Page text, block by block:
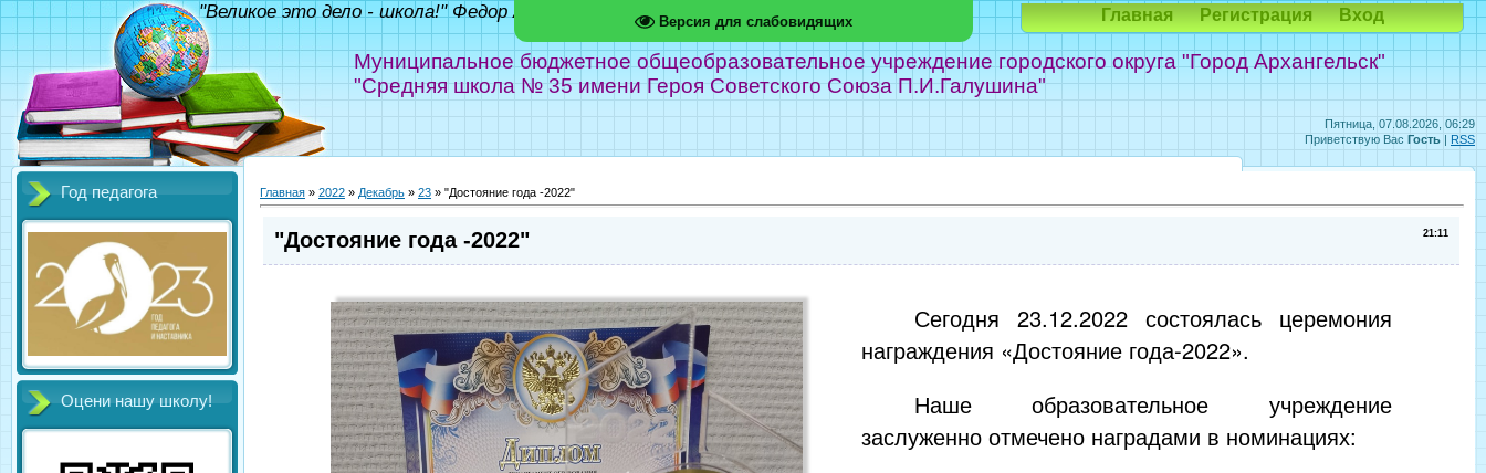
Версия для слабовидящих
Пятница, 07.08.2026, 06:29
Приветствую Вас Гость | RSS
Муниципальное бюджетное общеобразовательное учреждение городского округа "Город Архангельск"
"Средняя школа № 35 имени Героя Советского Союза П.И.Галушина"
"Великое это дело - школа!" Федор Абрамов Главная Регистрация Вход
Год педагога
Оцени нашу школу!
Главная » 2022 » Декабрь » 23 » "Достояние года -2022"
21:11
"Достояние года -2022"
Сегодня 23.12.2022 состоялась церемония
награждения «Достояние года-2022».
Наше образовательное учреждение
заслуженно отмечено наградами в номинациях: